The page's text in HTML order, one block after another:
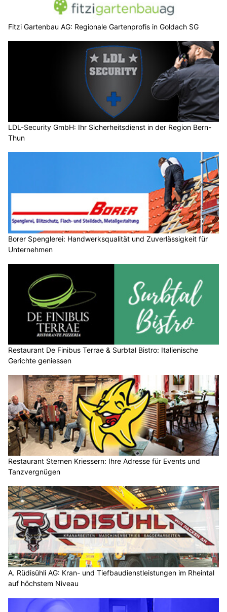
Fitzi Gartenbau AG: Regionale Gartenprofis in Goldach SG
LDL-Security GmbH: Ihr Sicherheitsdienst in der Region Bern-
Thun
Borer Spenglerei: Handwerksqualität und Zuverlässigkeit für
Unternehmen
Restaurant De Finibus Terrae & Surbtal Bistro: Italienische
Gerichte geniessen
Restaurant Sternen Kriessern: Ihre Adresse für Events und
Tanzvergnügen
A. Rüdisühli AG: Kran- und Tiefbaudienstleistungen im Rheintal
auf höchstem Niveau